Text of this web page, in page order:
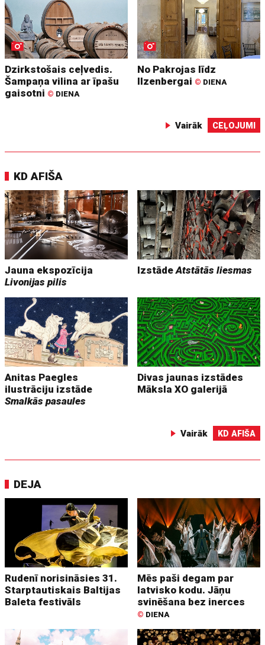
Dzirkstošais ceļvedis.
Šampaņa vilina ar īpašu
gaisotni © DIENA
No Pakrojas līdz
Ilzenbergai © DIENA
Vairāk CEĻOJUMI
KD AFIŠA
Jauna ekspozīcija
Livonijas pilis
IzstādeAtstātās liesmas
Anitas Paegles
ilustrāciju izstāde
Smalkās pasaules
Divas jaunas izstādes
Māksla XO galerijā
Vairāk KD AFIŠA
DEJA
Rudenī norisināsies 31.
Starptautiskais Baltijas
Baleta festivāls
Mēs paši degam par
latvisko kodu. Jāņu
svinēšana bez inerces
© DIENA